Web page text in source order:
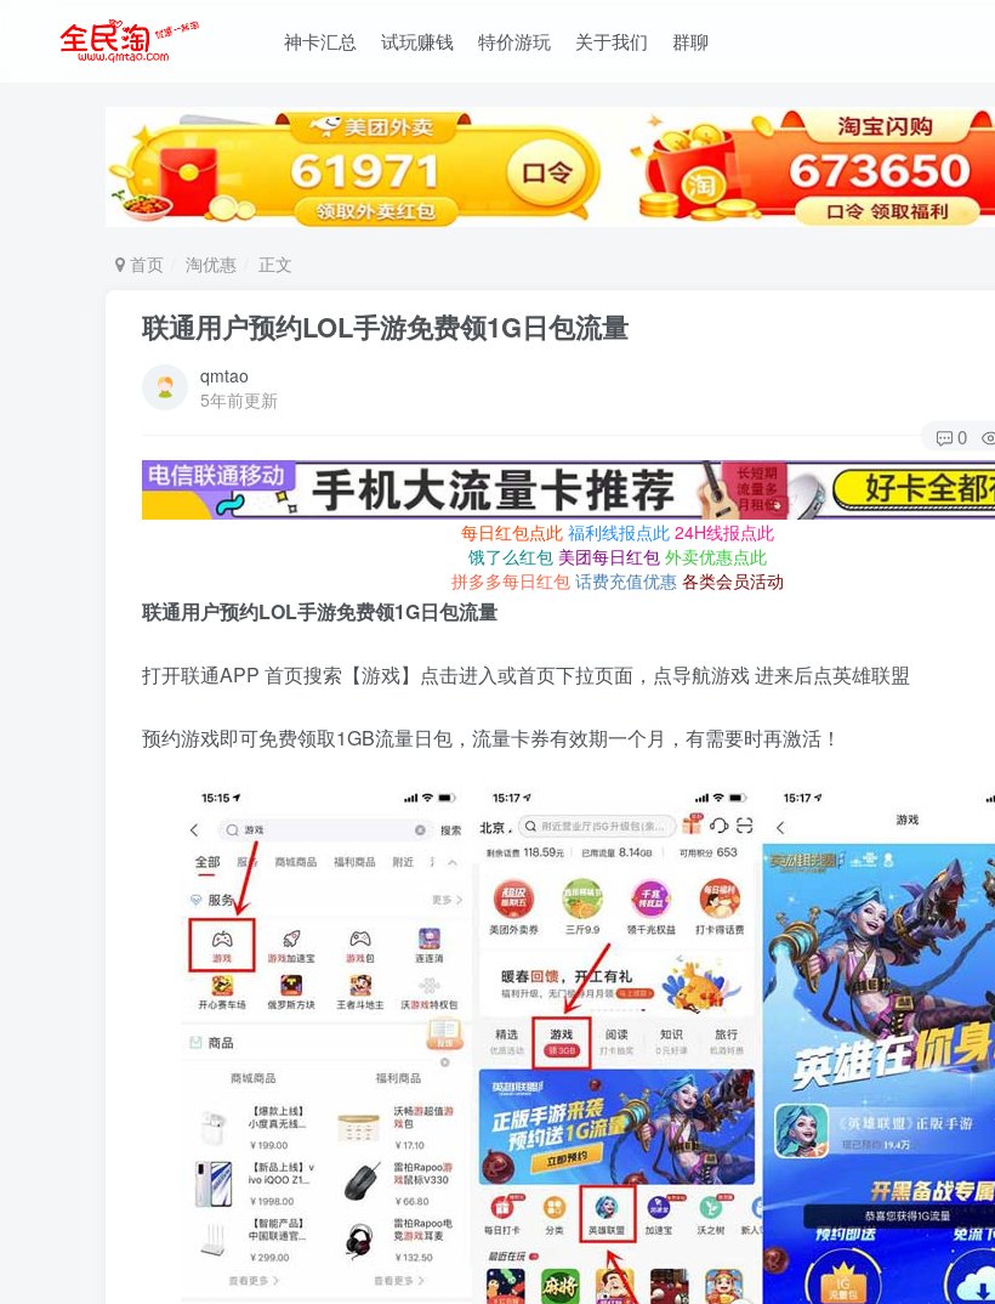
神卡汇总 试玩赚钱 特价游玩 关于我们 群聊
首页 淘优惠 正文
联通用户预约LOL手游免费领1G日包流量
qmtao
5年前更新
0
每日红包点此 福利线报点此 24H线报点此
饿了么红包 美团每日红包 外卖优惠点此
拼多多每日红包 话费充值优惠 各类会员活动
联通用户预约LOL手游免费领1G日包流量
打开联通APP 首页搜索【游戏】点击进入或首页下拉页面，点导航游戏 进来后点英雄联盟
预约游戏即可免费领取1GB流量日包，流量卡券有效期一个月，有需要时再激活！